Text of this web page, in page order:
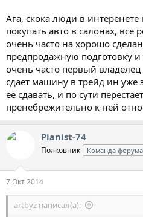
Ага, скока люди в
покупать авто в салонах, все
очень часто на хорошо
предпродажную подготовку
очень часто первый
сдает машину в трейд ин уже
ее сдавать, и по сути
пренебрежительно к ней
Pianist-74
Полковник Команда форума
7 Окт 2014
artbyz написал(а):